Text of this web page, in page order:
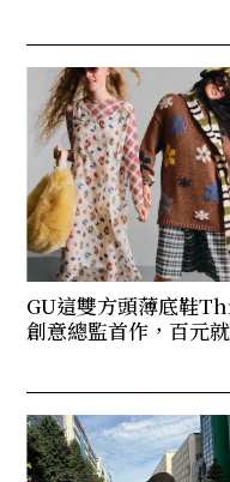
GU這雙方頭薄底鞋
創意總監首作，百元